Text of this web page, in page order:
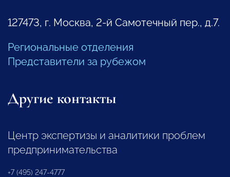
127473, г. Москва, 2-й Самотечный пер., д.7.
Региональные отделения
Представители за рубежом
Другие контакты
Центр экспертизы и аналитики проблем
предпринимательства
+7 (495) 247-4777